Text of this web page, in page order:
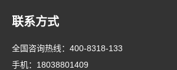
联系方式
全国咨询热线： 400-8318-133
手机： 18038801409